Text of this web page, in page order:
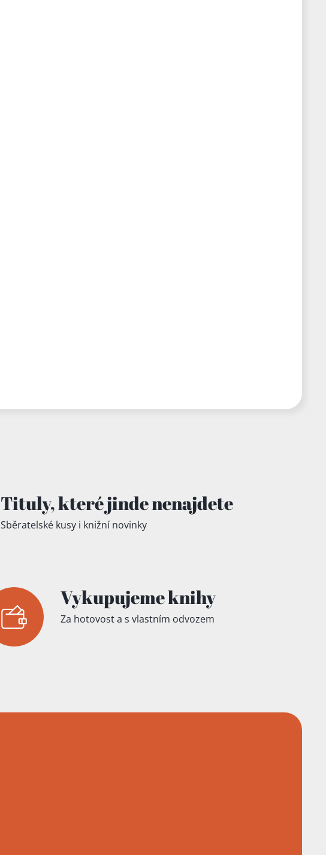
Tituly,které jindenenajdete
Sběratelské kusy i knižní novinky
Vykupujeme knihy
Za hotovost a s vlastním odvozem